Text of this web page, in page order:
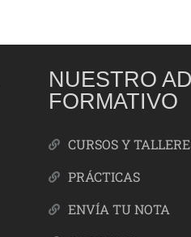
NUESTRO
FORMATIVO
CURSOS Y
PRÁCTICAS
ENVÍA TU NOTA